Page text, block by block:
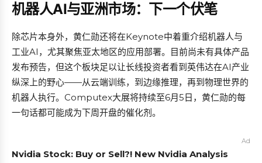
机器人AI与亚洲市场：下一个伏笔
除芯片本身外，黄仁勋还将在Keynote中着重介绍机器人与
工业AI，尤其聚焦亚太地区的应用部署。目前尚未有具体产品
发布预告，但这个板块足以让长线投资者看到英伟达在AI产业
纵深上的野心——从云端训练，到边缘推理，再到物理世界的
机器人执行。Computex大展将持续至6月5日，黄仁勋的每
一句话都可能成为下周开盘的催化剂。
Ad
Nvidia Stock: Buy or Sell?! New Nvidia Analysis